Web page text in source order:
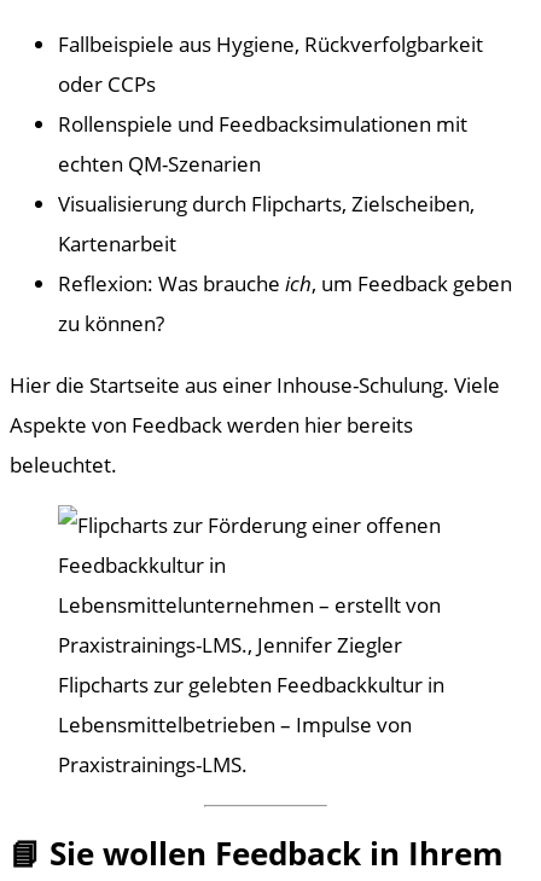
Fallbeispiele aus Hygiene, Rückverfolgbarkeit
oder CCPs
Rollenspiele und Feedbacksimulationen mit
echten QM-Szenarien
Visualisierung durch Flipcharts, Zielscheiben,
Kartenarbeit
Reflexion: Was brauche ich, um Feedback geben
zu können?
Hier die Startseite aus einer Inhouse-Schulung. Viele
Aspekte von Feedback werden hier bereits
beleuchtet.
Flipcharts zur gelebten Feedbackkultur in
Lebensmittelbetrieben – Impulse von
Praxistrainings-LMS.
📘 Sie wollen Feedback in Ihrem